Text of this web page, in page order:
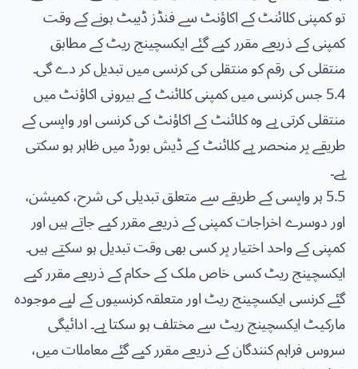
تو کمپنی کلائنٹ کے اکاؤنٹ سے فنڈز ڈیبٹ ہونے کے وقت
کمپنی کے ذریعے مقرر کیے گئے ایکسچینج ریٹ کے مطابق
منتقلی کی رقم کو منتقلی کی کرنسی میں تبدیل کر دے گی۔
5.4 جس کرنسی میں کمپنی کلائنٹ کے بیرونی اکاؤنٹ میں
منتقلی کرتی ہے وہ کلائنٹ کے اکاؤنٹ کی کرنسی اور واپسی کے
طریقے پر منحصر ہے کلائنٹ کے ڈیش بورڈ میں ظاہر ہو سکتی
ہے۔
5.5 ہر واپسی کے طریقے سے متعلق تبدیلی کی شرح، کمیشن،
اور دوسرے اخراجات کمپنی کے ذریعے مقرر کیے جاتے ہیں اور
کمپنی کے واحد اختیار پر کسی بھی وقت تبدیل ہو سکتے ہیں۔
ایکسچینج ریٹ کسی خاص ملک کے حکام کے ذریعے مقرر کیے
گئے کرنسی ایکسچینج ریٹ اور متعلقہ کرنسیوں کے لیے موجودہ
مارکیٹ ایکسچینج ریٹ سے مختلف ہو سکتا ہے۔ ادائیگی
سروس فراہم کنندگان کے ذریعے مقرر کیے گئے معاملات میں،